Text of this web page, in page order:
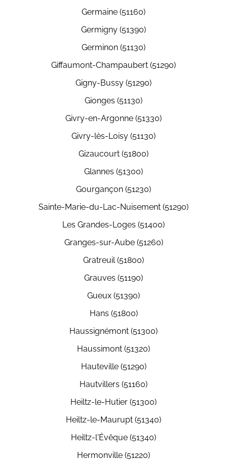
Germaine (51160)
Germigny (51390)
Germinon (51130)
Giffaumont-Champaubert (51290)
Gigny-Bussy (51290)
Gionges (51130)
Givry-en-Argonne (51330)
Givry-lès-Loisy (51130)
Gizaucourt (51800)
Glannes (51300)
Gourgançon (51230)
Sainte-Marie-du-Lac-Nuisement (51290)
Les Grandes-Loges (51400)
Granges-sur-Aube (51260)
Gratreuil (51800)
Grauves (51190)
Gueux (51390)
Hans (51800)
Haussignémont (51300)
Haussimont (51320)
Hauteville (51290)
Hautvillers (51160)
Heiltz-le-Hutier (51300)
Heiltz-le-Maurupt (51340)
Heiltz-l'Évêque (51340)
Hermonville (51220)